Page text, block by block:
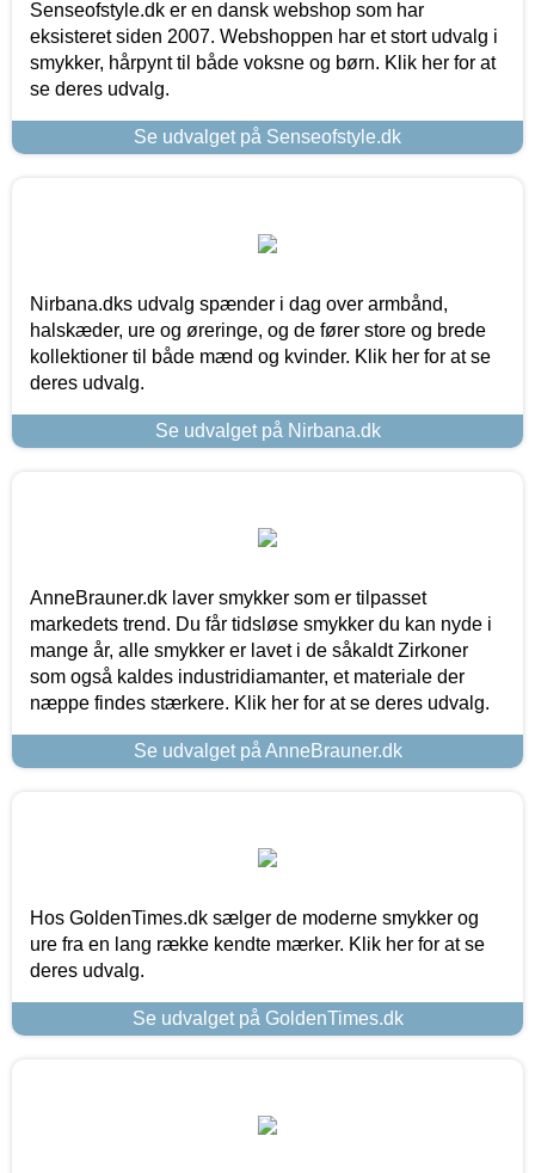
Senseofstyle.dk er en dansk webshop som har
eksisteret siden 2007. Webshoppen har et stort udvalg i
smykker, hårpynt til både voksne og børn. Klik her for at
se deres udvalg.
Se udvalget på Senseofstyle.dk
Nirbana.dks udvalg spænder i dag over armbånd,
halskæder, ure og øreringe, og de fører store og brede
kollektioner til både mænd og kvinder. Klik her for at se
deres udvalg.
Se udvalget på Nirbana.dk
AnneBrauner.dk laver smykker som er tilpasset
markedets trend. Du får tidsløse smykker du kan nyde i
mange år, alle smykker er lavet i de såkaldt Zirkoner
som også kaldes industridiamanter, et materiale der
næppe findes stærkere. Klik her for at se deres udvalg.
Se udvalget på AnneBrauner.dk
Hos GoldenTimes.dk sælger de moderne smykker og
ure fra en lang række kendte mærker. Klik her for at se
deres udvalg.
Se udvalget på GoldenTimes.dk